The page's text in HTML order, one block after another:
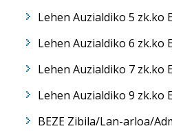
Lehen Auzialdiko 5 zk.ko
Lehen Auzialdiko 6 zk.ko
Lehen Auzialdiko 7 zk.ko
Lehen Auzialdiko 9 zk.ko
BEZE Zibila/Lan-arloa/